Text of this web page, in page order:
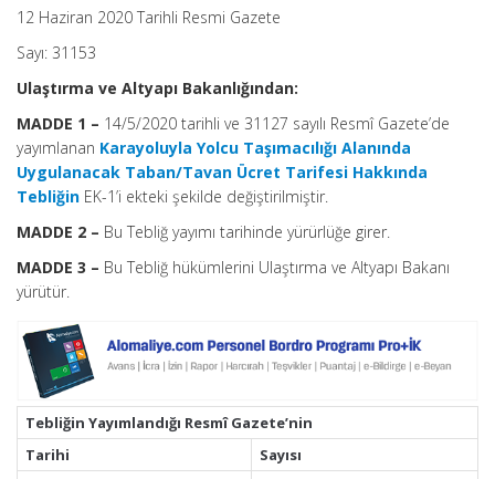
1
dakika
12 Haziran 2020 Tarihli Resmi Gazete
Sayı: 31153
Ulaştırma ve Altyapı Bakanlığından:
MADDE 1 – 14/5/2020 tarihli ve 31127 sayılı Resmî Gazete’de
yayımlanan Karayoluyla Yolcu Taşımacılığı Alanında
Uygulanacak Taban/Tavan Ücret Tarifesi Hakkında
Tebliğin EK-1’i ekteki şekilde değiştirilmiştir.
MADDE 2 – Bu Tebliğ yayımı tarihinde yürürlüğe girer.
MADDE 3 – Bu Tebliğ hükümlerini Ulaştırma ve Altyapı Bakanı
yürütür.
Tebliğin Yayımlandığı Resmî Gazete’nin
Tarihi
Sayısı